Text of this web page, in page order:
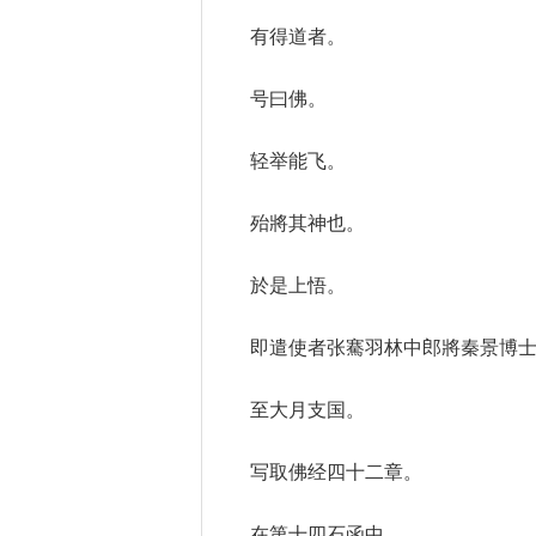
有得道者。
号曰佛。
轻举能飞。
殆將其神也。
於是上悟。
即遣使者张騫羽林中郎將秦景博
至大月支国。
写取佛经四十二章。